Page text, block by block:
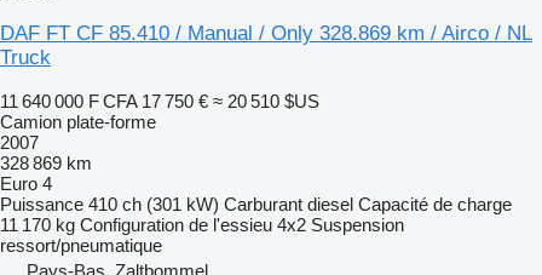
DAF FT CF 85.410 / Manual / Only 328.869 km / Airco / NL
Truck
11 640 000 F CFA 17 750 € ≈ 20 510 $US
Camion plate-forme
2007
328 869 km
Euro 4
Puissance 410 ch (301 kW) Carburant diesel Capacité de charge
11 170 kg Configuration de l'essieu 4x2 Suspension
ressort/pneumatique
Pays-Bas, Zaltbommel